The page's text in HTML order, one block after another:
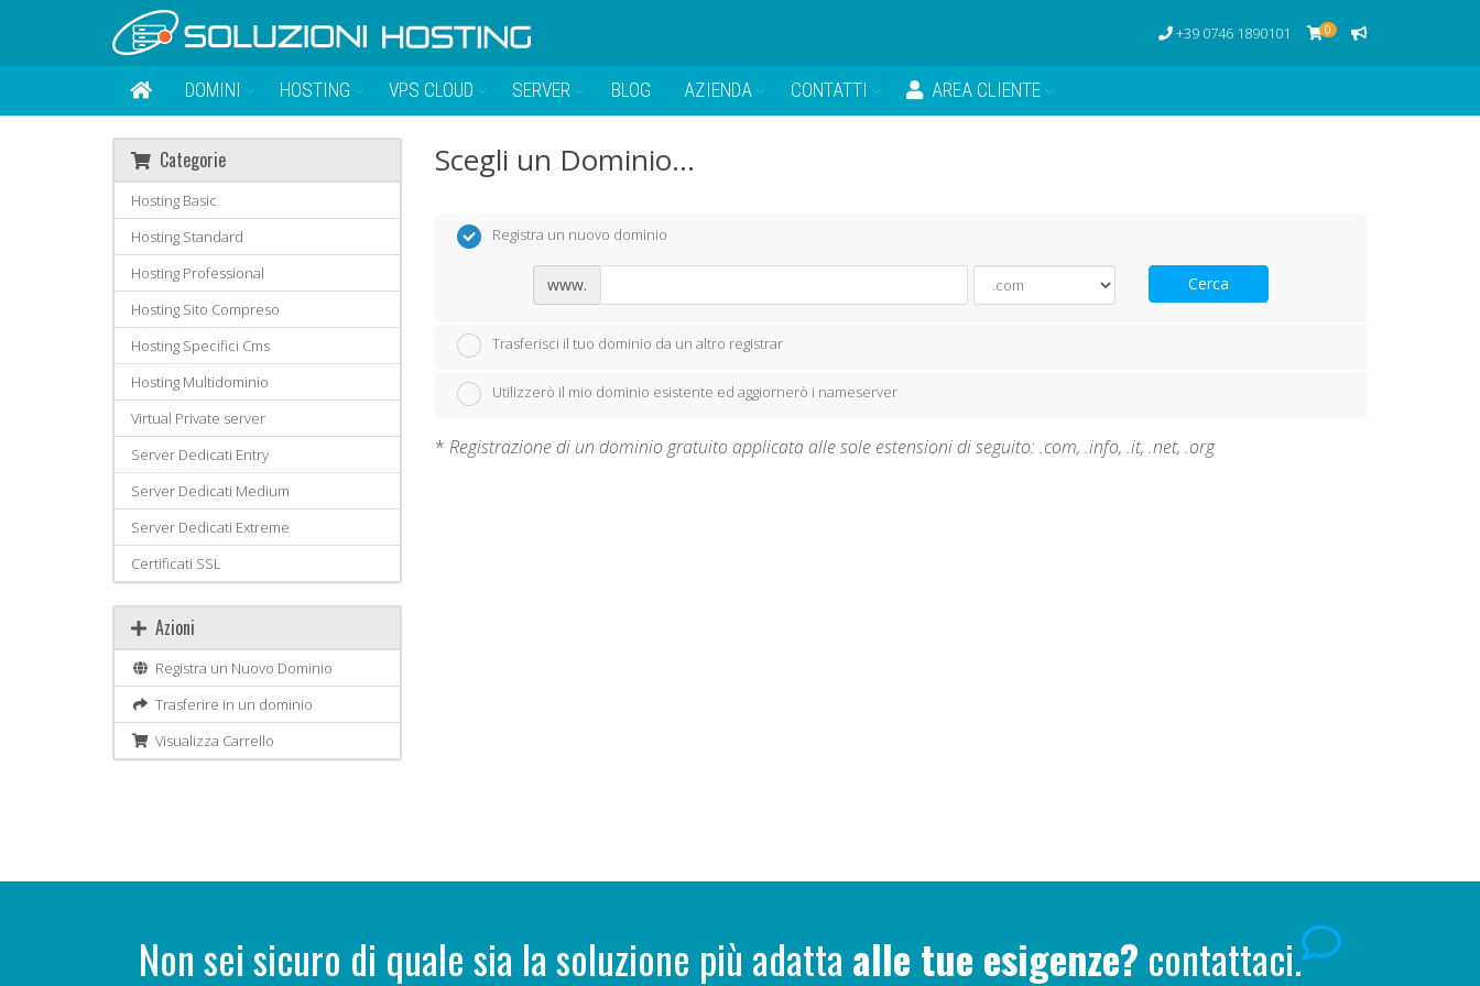
0
+39 0746 1890101
DOMINI HOSTING VPS CLOUD SERVER BLOG AZIENDA CONTATTI AREA CLIENTE
Scegli un Dominio...
Categorie
Hosting Basic
Hosting Standard
Hosting Professional
Hosting Sito Compreso
Hosting Specifici Cms
Hosting Multidominio
Virtual Private server
Server Dedicati Entry
Server Dedicati Medium
Server Dedicati Extreme
Certificati SSL
Azioni
Registra un Nuovo Dominio
Trasferire in un dominio
Visualizza Carrello
Registra un nuovo dominio
www. Cerca
Trasferisci il tuo dominio da un altro registrar
Utilizzerò il mio dominio esistente ed aggiornerò i nameserver
* Registrazione di un dominio gratuito applicata alle sole estensioni di seguito: .com, .info, .it, .net, .org
Non sei sicuro di quale sia la soluzione più adattaalle tue esigenze? contattaci.